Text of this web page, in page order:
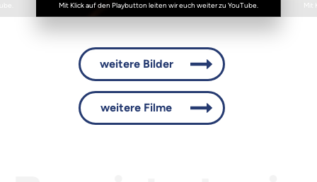
Mit Klick auf den Playbutton leiten wir euch weiter zu YouTube. Mit
weitere Bilder
weitere Filme